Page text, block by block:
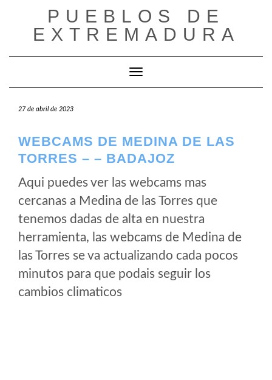
contenido
PUEBLOS DE
EXTREMADURA
Cambiar modo de navegación
27 de abril de 2023
WEBCAMS DE MEDINA DE LAS
TORRES – – BADAJOZ
Aqui puedes ver las webcams mas
cercanas a Medina de las Torres que
tenemos dadas de alta en nuestra
herramienta, las webcams de Medina de
las Torres se va actualizando cada pocos
minutos para que podais seguir los
cambios climaticos